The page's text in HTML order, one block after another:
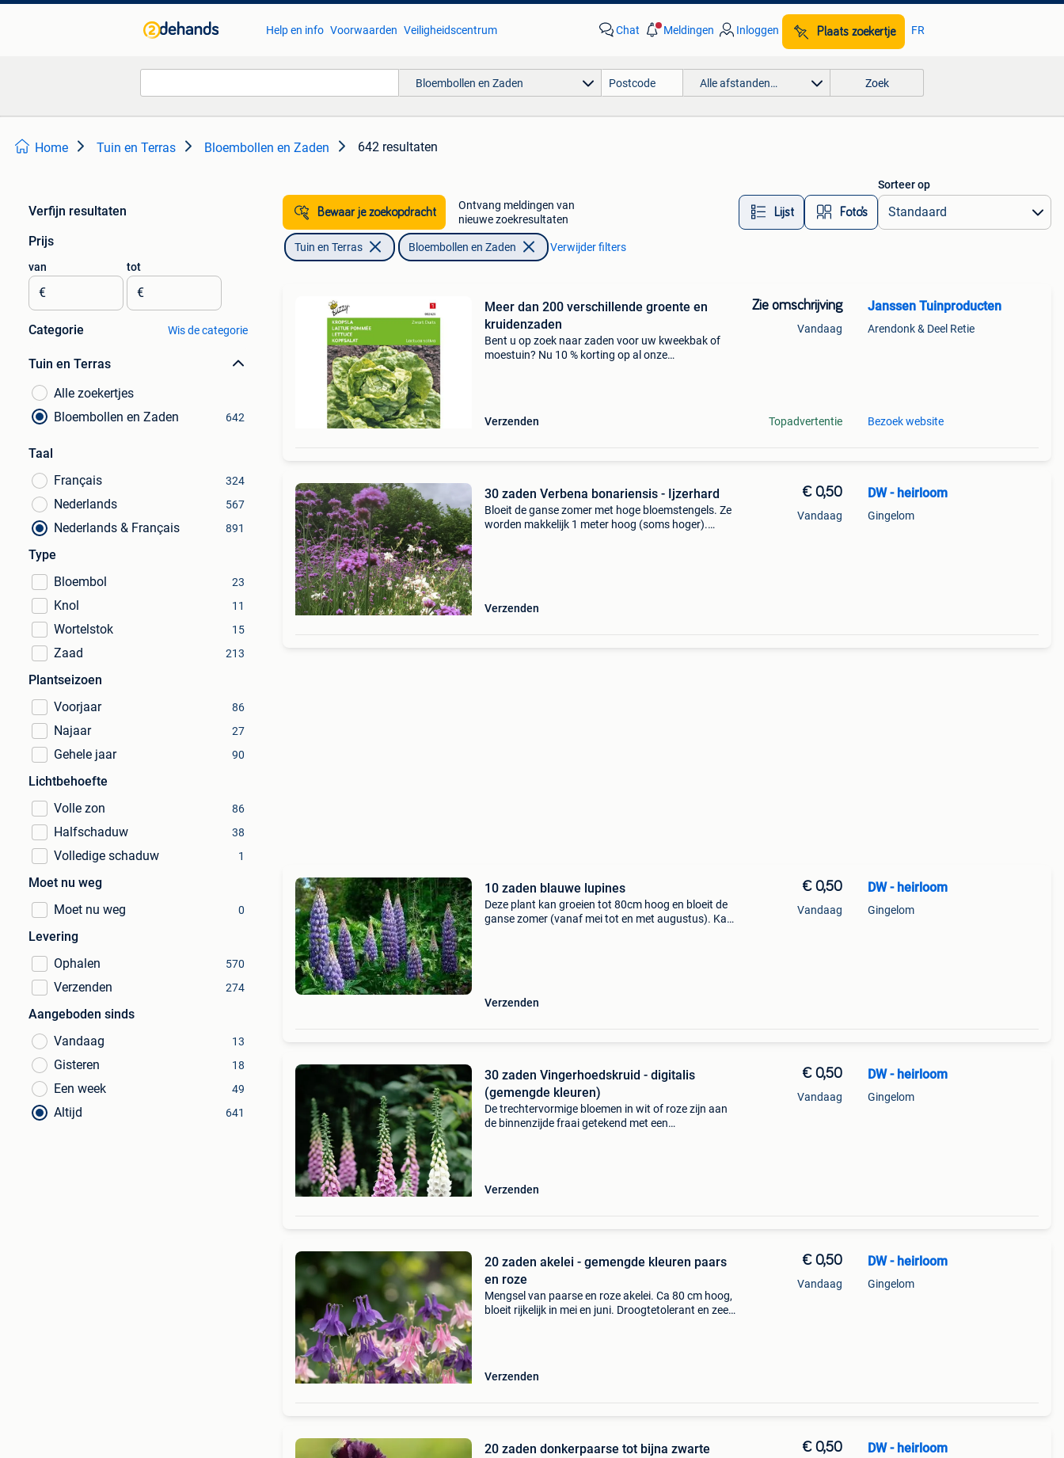
Help en info Voorwaarden Veiligheidscentrum Chat Meldingen Inloggen Plaats zoekertje FR
Bloembollen en Zaden Alle afstanden… Zoek
Home Tuin en Terras Bloembollen en Zaden 642 resultaten
Verfijn resultaten
Prijs
van
€
tot
€
Categorie Wis de categorie
Tuin en Terras
Alle zoekertjes
Bloembollen en Zaden
642
Taal
Français
324
Nederlands 567
Nederlands & Français 891
Type
Bloembol
23
Knol 11
Wortelstok 15
Zaad 213
Plantseizoen
Voorjaar
86
Najaar 27
Gehele jaar 90
Lichtbehoefte
Volle zon
86
Halfschaduw 38
Volledige schaduw 1
Moet nu weg
Moet nu weg
0
Levering
Ophalen
570
Verzenden 274
Aangeboden sinds
Vandaag
13
Gisteren 18
Een week 49
Altijd 641
Bewaar je zoekopdracht
Ontvang meldingen van
nieuwe zoekresultaten
Lijst Foto’s
Sorteer op
Tuin en Terras Bloembollen en Zaden Verwijder filters
Meer dan 200 verschillende groente en
kruidenzaden
Bent u op zoek naar zaden voor uw kweekbak of
moestuin? Nu 10 % korting op al onze
Verzenden
Zie omschrijving
Vandaag
Topadvertentie
Janssen Tuinproducten
Arendonk & Deel Retie
Bezoek website
30 zaden Verbena bonariensis - Ijzerhard
Bloeit de ganse zomer met hoge bloemstengels. Ze
worden makkelijk 1 meter hoog (soms hoger).
Verzenden
€ 0,50
Vandaag
DW - heirloom
Gingelom
10 zaden blauwe lupines
Deze plant kan groeien tot 80cm hoog en bloeit de
ganse zomer (vanaf mei tot en met augustus). Kan
Verzenden
€ 0,50
Vandaag
DW - heirloom
Gingelom
30 zaden Vingerhoedskruid - digitalis
(gemengde kleuren)
De trechtervormige bloemen in wit of roze zijn aan
de binnenzijde fraai getekend met een
Verzenden
€ 0,50
Vandaag
DW - heirloom
Gingelom
20 zaden akelei - gemengde kleuren paars
en roze
Mengsel van paarse en roze akelei. Ca 80 cm hoog,
bloeit rijkelijk in mei en juni. Droogtetolerant en zeer
Verzenden
€ 0,50
Vandaag
DW - heirloom
Gingelom
20 zaden donkerpaarse tot bijna zwarte
€ 0,50 DW - heirloom